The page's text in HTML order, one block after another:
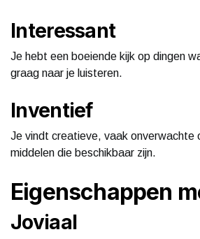
Interessant
Je hebt een boeiende kijk op dingen
graag naar je luisteren.
Inventief
Je vindt creatieve, vaak onverwachte
middelen die beschikbaar zijn.
Eigenschappen
Joviaal